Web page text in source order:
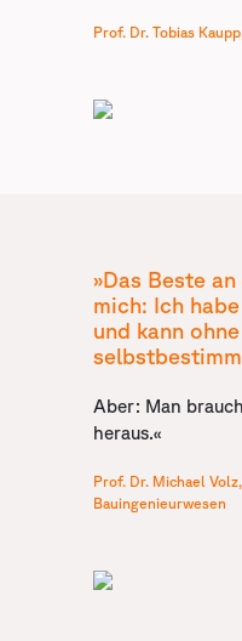
Prof. Dr. Tobias
»Das Beste
mich: Ich
und kann
Aber: Man
heraus.«
Prof. Dr. Michael
Bauingenieurwesen